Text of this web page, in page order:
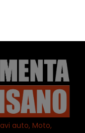
auto, Moto,